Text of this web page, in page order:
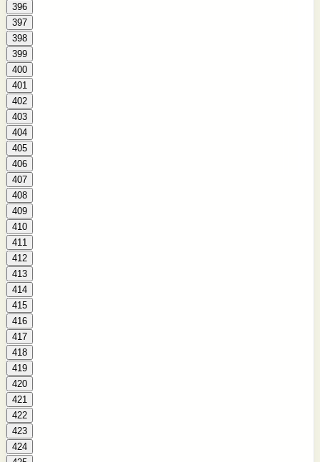
396
397
398
399
400
401
402
403
404
405
406
407
408
409
410
411
412
413
414
415
416
417
418
419
420
421
422
423
424